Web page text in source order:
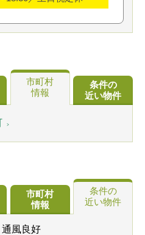
市町村
情報
条件の
近い物件
市町村
情報
条件の
近い物件
通風良好